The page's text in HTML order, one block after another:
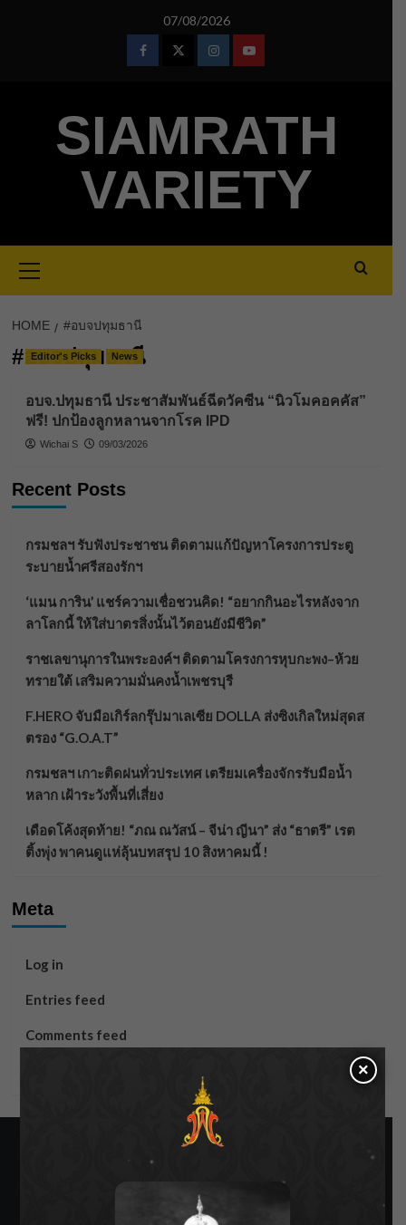
07/08/2026
FacebookTwitterInstagramYoutube
SIAMRATH
VARIETY
Menu
HOME #อบจปทุมธานี
#อบจปทุมธานี
Editor's Picks News
อบจ.ปทุมธานี ประชาสัมพันธ์ฉีดวัคซีน “นิวโมคอคคัส”
ฟรี! ปกป้องลูกหลานจากโรค IPD
Wichai S 09/03/2026
Recent Posts
กรมชลฯ รับฟังประชาชน ติดตามแก้ปัญหาโครงการประตู
ระบายน้ำศรีสองรักฯ
‘แมน การิน’ แชร์ความเชื่อชวนคิด! “อยากกินอะไรหลังจาก
ลาโลกนี้ ให้ใส่บาตรสิ่งนั้นไว้ตอนยังมีชีวิต”
ราชเลขานุการในพระองค์ฯ ติดตามโครงการหุบกะพง–ห้วย
ทรายใต้ เสริมความมั่นคงน้ำเพชรบุรี
F.HERO จับมือเกิร์ลกรุ๊ปมาเลเซีย DOLLA ส่งซิงเกิลใหม่สุดส
ตรอง “G.O.A.T”
กรมชลฯ เกาะติดฝนทั่วประเทศ เตรียมเครื่องจักรรับมือน้ำ
หลาก เฝ้าระวังพื้นที่เสี่ยง
เดือดโค้งสุดท้าย! “ภณ ณวัสน์ – จีน่า ญีนา” ส่ง “ธาตรี” เรต
ติ้งพุ่ง พาคนดูแห่ลุ้นบทสรุป 10 สิงหาคมนี้ !
Meta
Log in
Entries feed
Comments feed
×